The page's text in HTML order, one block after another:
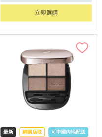
立即選購
最新 網購店取 可中國內地配送